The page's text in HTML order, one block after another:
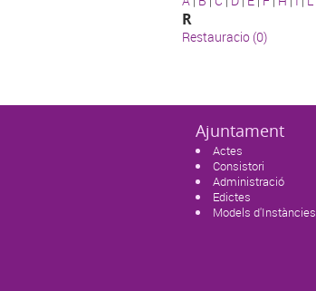
R
Restauracio (0)
Ajuntament
Actes
Consistori
Administració
Edictes
Models d'Instàncies